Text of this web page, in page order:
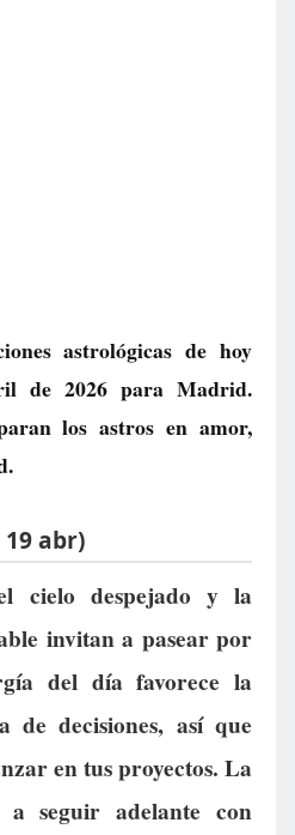
astrológicas de hoy
de 2026 para Madrid.
los astros en amor,
19 abr)
cielo despejado y la
invitan a pasear por
del día favorece la
decisiones, así que
en tus proyectos. La
seguir adelante con